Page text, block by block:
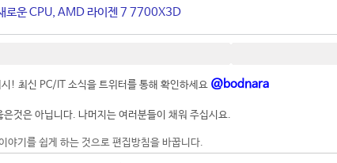
로운 CPU, AMD 라이젠 7 7700X3D
! 최신 PC/IT 소식을 트위터를 통해 확인하세요 @bodnara
은것은 아닙니다. 나머지는 여러분들이 채워 주십시요.
야기를 쉽게 하는 것으로 편집방침을 바꿉니다.